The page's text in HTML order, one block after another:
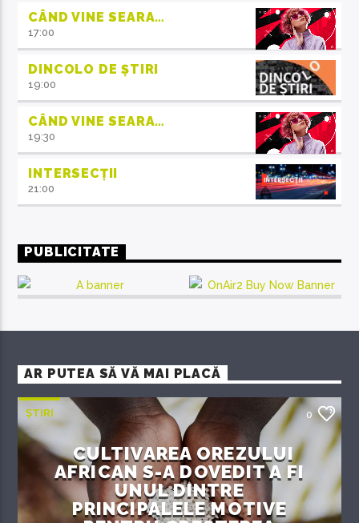
CÂND VINE SEARA…
17:00
DINCOLO DE ȘTIRI
19:00
CÂND VINE SEARA…
19:30
INTERSECȚII
21:00
PUBLICITATE
AR PUTEA SĂ VĂ MAI PLACĂ
ȘTIRI 0
CULTIVAREA OREZULUI
AFRICAN S-A DOVEDIT A FI
UNUL DINTRE
PRINCIPALELE MOTIVE